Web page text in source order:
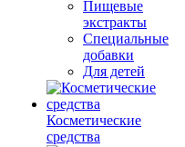
Пищевые
экстракты
Специальные
добавки
Для детей
Косметические
средства